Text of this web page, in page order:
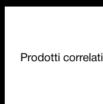
Prodotti correlati